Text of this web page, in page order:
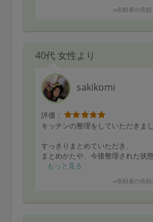
※依頼者の依頼
40代 女性より
sakikomi
評価：
キッチンの整理をしていただきまし
すっきりまとめていただき、
まとめかたや、今後整理された状
イスもいただきととても助かりまし
最終的に理想となる状態がなんと
もっと見る
※依頼者の依頼